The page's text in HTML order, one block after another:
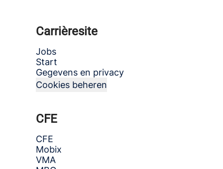
Carrièresite
Jobs
Start
Gegevens en privacy
Cookies beheren
CFE
CFE
Mobix
VMA